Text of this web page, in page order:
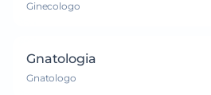
Ginecologo
Gnatologia
Gnatologo